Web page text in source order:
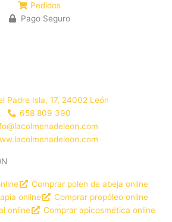
Pedidos
Pago Seguro
Padre Isla, 17, 24002 León
658 809 390
Comprar polen de abeja online
online
Comprar propóleo online
online
Comprar apicosmética online